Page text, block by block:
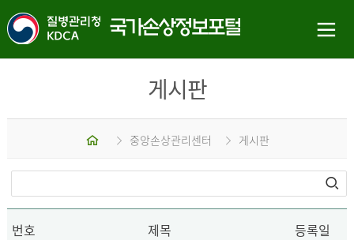
게시판
중앙손상관리센터 게시판
번호 제목 등록일